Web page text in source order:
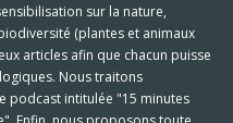
sur la nature,
(plantes et animaux
articles afin que chacun puisse
Nous traitons
podcast intitulée "15 minutes